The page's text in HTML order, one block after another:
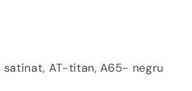
AT-titan, A65- negru